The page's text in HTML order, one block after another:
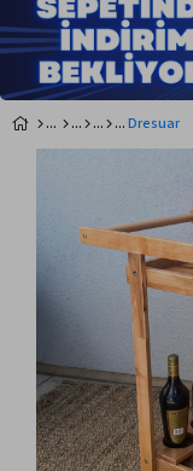
Dresuar